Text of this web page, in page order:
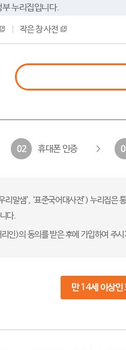
누리집입니다.
작은 창 사전
02 휴대폰 인증
리말샘’, ‘표준국어대사전’) 누리집
다.
인)의 동의를 받은 후에 가입하여 주
만 14세 이상인